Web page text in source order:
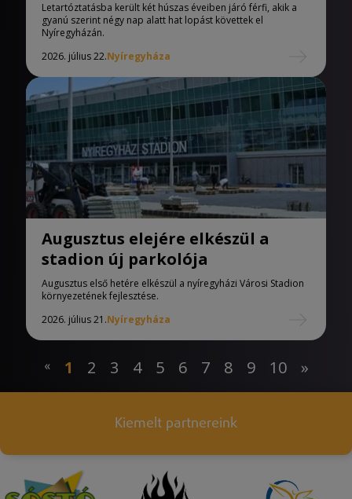
Letartóztatásba került két húszas éveiben járó férfi, akik a
gyanú szerint négy nap alatt hat lopást követtek el
Nyíregyházán.
2026. július 22.Nyíregyháza
Augusztus elejére elkészül a
stadion új parkolója
Augusztus első hetére elkészül a nyíregyházi Városi Stadion
környezetének fejlesztése.
2026. július 21.Nyíregyháza
« 1 2 3 4 5 6 7 8 9 10 »
Kiemelt partnereink